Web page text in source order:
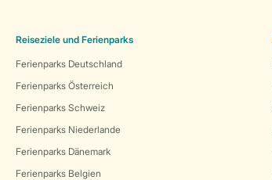
Reiseziele und Ferienparks
Ferienparks Deutschland
Ferienparks Österreich
Ferienparks Schweiz
Ferienparks Niederlande
Ferienparks Dänemark
Ferienparks Belgien